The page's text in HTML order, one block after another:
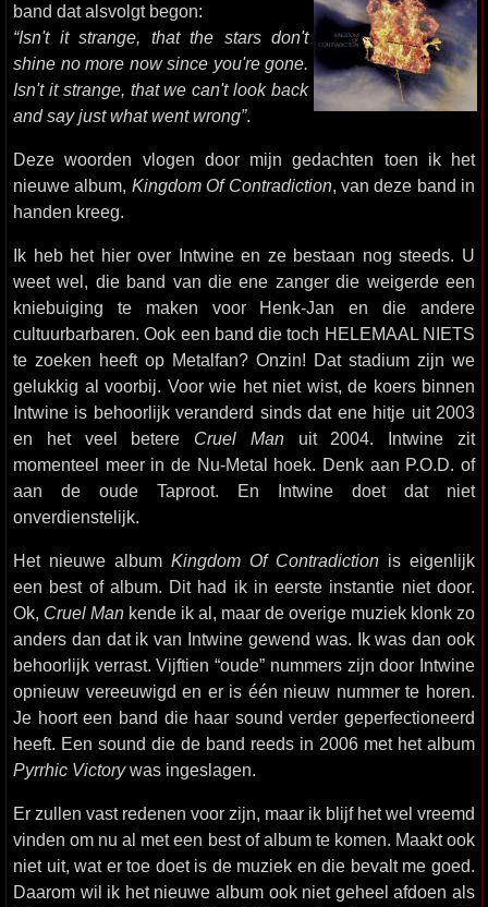
band dat alsvolgt begon:
“Isn't it strange, that the stars don't
shine no more now since you're gone.
Isn't it strange, that we can't look back
and say just what went wrong”.
Deze woorden vlogen door mijn gedachten toen ik het
nieuwe album, Kingdom Of Contradiction, van deze band in
handen kreeg.
Ik heb het hier over Intwine en ze bestaan nog steeds. U
weet wel, die band van die ene zanger die weigerde een
kniebuiging te maken voor Henk-Jan en die andere
cultuurbarbaren. Ook een band die toch HELEMAAL NIETS
te zoeken heeft op Metalfan? Onzin! Dat stadium zijn we
gelukkig al voorbij. Voor wie het niet wist, de koers binnen
Intwine is behoorlijk veranderd sinds dat ene hitje uit 2003
en het veel betere Cruel Manuit 2004. Intwine zit
momenteel meer in de Nu-Metal hoek. Denk aan P.O.D. of
aan de oude Taproot. En Intwine doet dat niet
onverdienstelijk.
Het nieuwe album Kingdom Of Contradiction is eigenlijk
een best of album. Dit had ik in eerste instantie niet door.
Ok, Cruel Man kende ik al, maar de overige muziek klonk zo
anders dan dat ik van Intwine gewend was. Ik was dan ook
behoorlijk verrast. Vijftien “oude” nummers zijn door Intwine
opnieuw vereeuwigd en er is één nieuw nummer te horen.
Je hoort een band die haar sound verder geperfectioneerd
heeft. Een sound die de band reeds in 2006 met het album
Pyrrhic Victorywas ingeslagen.
Er zullen vast redenen voor zijn, maar ik blijf het wel vreemd
vinden om nu al met een best of album te komen. Maakt ook
niet uit, wat er toe doet is de muziek en die bevalt me goed.
Daarom wil ik het nieuwe album ook niet geheel afdoen als